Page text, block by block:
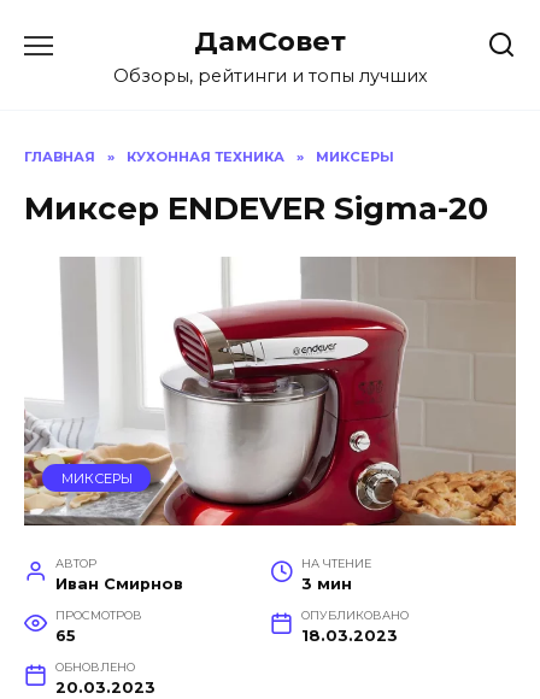
содержанию
ДамСовет
Обзоры, рейтинги и топы лучших
ГЛАВНАЯ » КУХОННАЯ ТЕХНИКА » МИКСЕРЫ
Миксер ENDEVER Sigma-20
МИКСЕРЫ
АВТОР
Иван Смирнов
НА ЧТЕНИЕ
3 мин
ПРОСМОТРОВ
65
ОПУБЛИКОВАНО
18.03.2023
ОБНОВЛЕНО
20.03.2023